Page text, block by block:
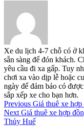
Xe du lịch 4-7 chỗ có ở
sẵn sàng để đón khách.
yêu cầu đi xa gấp. Tuy
chơi xa vào dịp lễ hoặc
ngày để đảm bảo có
sắp xếp xe cho bạn hơn.
Previous Giá thuê xe
Next Giá thuê xe hợp
Thủy Huế